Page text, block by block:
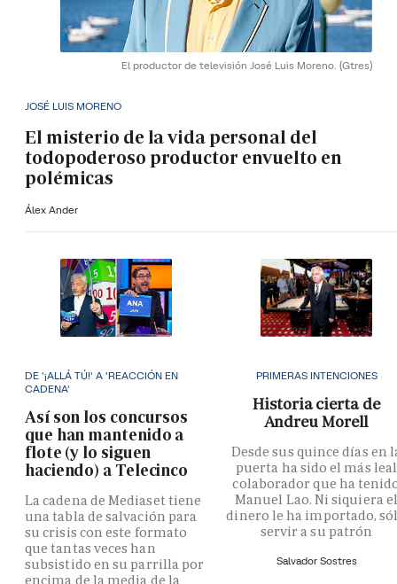
El productor de televisión José Luis Moreno. (Gtres)
JOSÉ LUIS MORENO
El misterio de la vida personal del
todopoderoso productor envuelto en
polémicas
Álex Ander
DE '¡ALLÁ TÚ!' A 'REACCIÓN EN
CADENA'
Así son los concursos
que han mantenido a
flote (y lo siguen
haciendo) a Telecinco
La cadena de Mediaset tiene
una tabla de salvación para
su crisis con este formato
que tantas veces han
subsistido en su parrilla por
encima de la media de la
PRIMERAS INTENCIONES
Historia cierta de
Andreu Morell
Desde sus quince días en
puerta ha sido el más leal
colaborador que ha
Manuel Lao. Ni siquiera
dinero le ha importado,
servir a su patrón
Salvador Sostres